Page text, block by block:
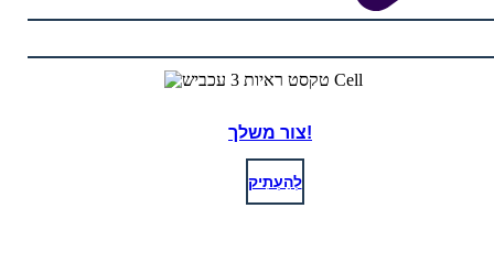
צור משלך!
לְהַעְתִיק